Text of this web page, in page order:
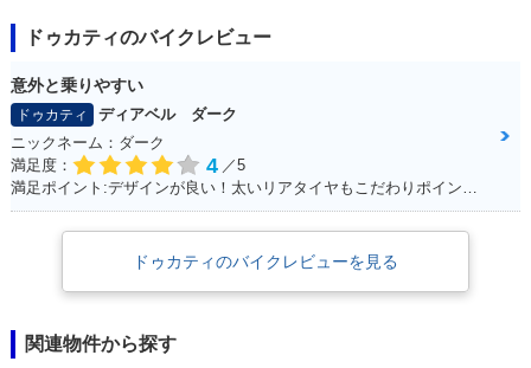
ドゥカティのバイクレビュー
意外と乗りやすい
ドゥカティ
ディアベル ダーク
ニックネーム：ダーク
満足度：
4 ／5
ドゥカティのバイクレビューを見る
関連物件から探す